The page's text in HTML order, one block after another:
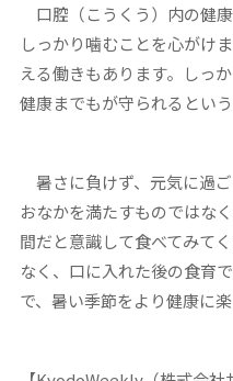
口腔（こうくう）内の健
しっかり噛むことを心がけ
える働きもあります。しっ
健康までもが守られるという
暑さに負けず、元気に過
おなかを満たすものではな
間だと意識して食べてみて
なく、口に入れた後の食育
で、暑い季節をより健康に